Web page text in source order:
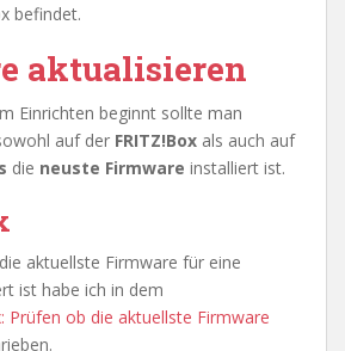
befindet.
aktualisieren
Einrichten beginnt sollte man
auf der FRITZ!Box als auch auf
die neuste Firmware installiert ist.
aktuellste Firmware für eine
ist habe ich in dem
Prüfen ob die aktuellste Firmware